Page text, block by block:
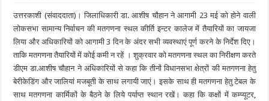
उत्तरकाशी (संवाददाता)। जिलाधिकारी डा. आशीष चौहान ने आगामी 23 मई को होने वाली
लोकसभा सामान्य निर्वाचन की मतगणना स्थल कीर्ति इन्टर कालेज में तैयारियों का जायजा
लिया और अधिकारियों को आगामी 3 दिन के अंदर सभी व्यवस्थाएं पूर्ण करने के निर्देश दिए।
ताकि मतगणना तैयारियों में कोई कमी न रहें । शुक्रवार को मतगणना स्थल का निरीक्षण करते
डीएम डा.आशीष चौहान ने अधिकारियों से कहा कि तीनों विधानसभा क्षेत्रों की मतगणना हेतु
बेरीकेडिंग और जालियां मजबूती के साथ लगायी जाएं। इसके साथ ही मतगणना हेतु टेबल के
साथ मतगणना कार्मिकों के बैठने के लिये पर्याप्त स्थान रखें। कहा कि कक्षों में कम्प्यूटर,